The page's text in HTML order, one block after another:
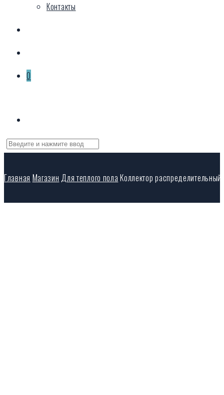
Контакты
0
Главная Магазин Для теплого пола Коллектор распределительный